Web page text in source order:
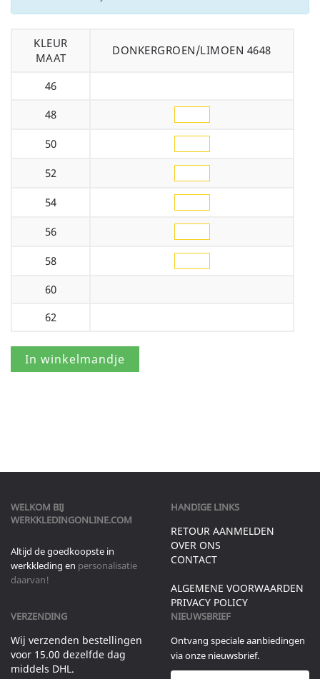
KLEUR
MAAT
DONKERGROEN/LIMOEN 4648
46
48
50
52
54
56
58
60
62
WELKOM BIJ
WERKKLEDINGONLINE.COM
Altijd de goedkoopste in
werkkleding en personalisatie
daarvan!
HANDIGE LINKS
RETOUR AANMELDEN
OVER ONS
CONTACT
ALGEMENE VOORWAARDEN
PRIVACY POLICY
VERZENDING
Wij verzenden bestellingen
voor 15.00 dezelfde dag
middels DHL.
NIEUWSBRIEF
Ontvang speciale aanbiedingen
via onze nieuwsbrief.